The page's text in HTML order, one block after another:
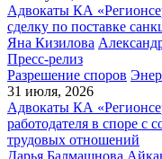
Адвокаты КА
сделку по поставке
Яна Кизилова
Пресс-релиз
Разрешение споров
31 июля, 2026
Адвокаты КА
работодателя в споре с
трудовых отношений
Дарья Балмашнова